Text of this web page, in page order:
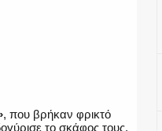
, που βρήκαν φρικτό
το σκάφος τους,